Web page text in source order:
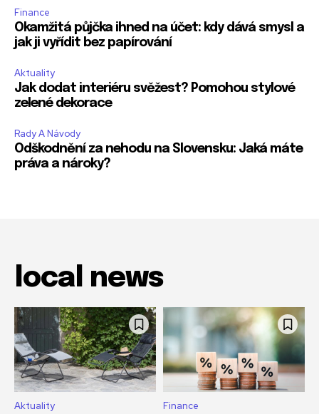
Finance
Okamžitá půjčka ihned na účet: kdy dává smysl a
jak ji vyřídit bez papírování
Aktuality
Jak dodat interiéru svěžest? Pomohou stylové
zelené dekorace
Rady A Návody
Odškodnění za nehodu na Slovensku: Jaká máte
práva a nároky?
local news
Aktuality Finance